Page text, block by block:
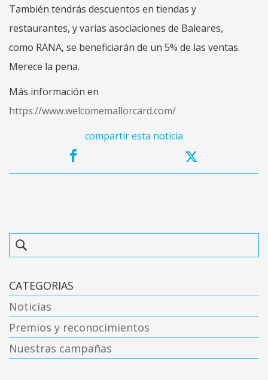
También tendrás descuentos en tiendas y
restaurantes, y varias asociaciones de Baleares,
como RANA, se beneficiarán de un 5% de las ventas.
Merece la pena.
Más información en
https://www.welcomemallorcard.com/
compartir esta noticia
CATEGORIAS
Noticias
Premios y reconocimientos
Nuestras campañas